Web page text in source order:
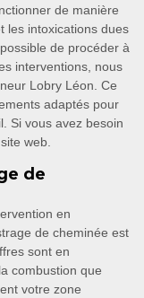
de manière
les intoxications dues
de procéder à
interventions, nous
Lobry Léon. Ce
adaptés pour
Si vous avez besoin
web.
de
en
de cheminée est
sont en
combustion que
votre zone